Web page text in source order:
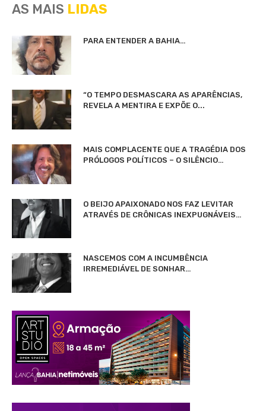
AS MAIS LIDAS
PARA ENTENDER A BAHIA…
“O TEMPO DESMASCARA AS APARÊNCIAS,
REVELA A MENTIRA E EXPÕE O...
MAIS COMPLACENTE QUE A TRAGÉDIA DOS
PRÓLOGOS POLÍTICOS – O SILÊNCIO…
O BEIJO APAIXONADO NOS FAZ LEVITAR
ATRAVÉS DE CRÔNICAS INEXPUGNÁVEIS…
NASCEMOS COM A INCUMBÊNCIA
IRREMEDIÁVEL DE SONHAR…